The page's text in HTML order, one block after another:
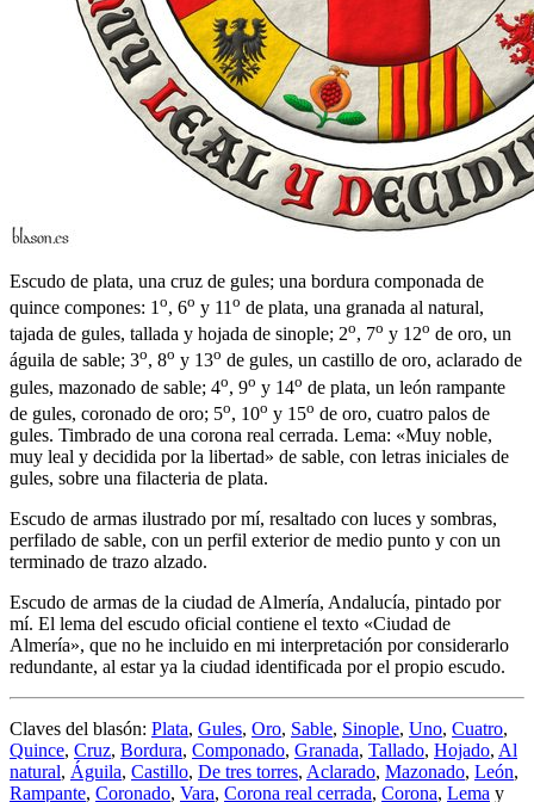
Escudo de plata, una cruz de gules; una bordura componada de
quince compones: 1 o, 6o y 11 o de plata, una granada al natural,
tajada de gules, tallada y hojada de sinople; 2o, 7o y 12o de oro, un
águila de sable; 3o, 8o y 13o de gules, un castillo de oro, aclarado de
gules, mazonado de sable; 4o, 9o y 14o de plata, un león rampante
de gules, coronado de oro; 5o, 10o y 15o de oro, cuatro palos de
gules. Timbrado de una corona real cerrada. Lema: «Muy noble,
muy leal y decidida por la libertad» de sable, con letras iniciales de
gules, sobre una filacteria de plata.
Escudo de armas ilustrado por mí, resaltado con luces y sombras,
perfilado de sable, con un perfil exterior de medio punto y con un
terminado de trazo alzado.
Escudo de armas de la ciudad de Almería, Andalucía, pintado por
mí. El lema del escudo oficial contiene el texto «Ciudad de
Almería», que no he incluido en mi interpretación por considerarlo
redundante, al estar ya la ciudad identificada por el propio escudo.
Claves del blasón: Plata, Gules, Oro, Sable, Sinople, Uno, Cuatro,
Quince, Cruz, Bordura, Componado, Granada, Tallado, Hojado, Al
natural, Águila, Castillo, De tres torres, Aclarado, Mazonado, León,
Rampante, Coronado, Vara, Corona real cerrada, Corona, Lema y